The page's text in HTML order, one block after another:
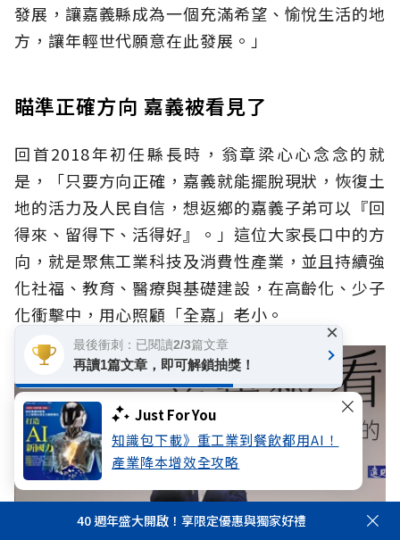
Just For You
知識包下載》重工業到餐飲都用AI！
產業降本增效全攻略
發展，讓嘉義縣成為一個充滿希望、愉悅生活的地
方，讓年輕世代願意在此發展。」
瞄準正確方向 嘉義被看見了
回首2018年初任縣長時，翁章梁心心念念的就
是，「只要方向正確，嘉義就能擺脫現狀，恢復土
地的活力及人民自信，想返鄉的嘉義子弟可以『回
得來、留得下、活得好』。」這位大家長口中的方
向，就是聚焦工業科技及消費性產業，並且持續強
化社福、教育、醫療與基礎建設，在高齡化、少子
化衝擊中，用心照顧「全嘉」老小。
40 週年盛大開啟！享限定優惠與獨家好禮
最後衝刺：已閱讀2/3篇文章
再讀1篇文章，即可解鎖抽獎！
×